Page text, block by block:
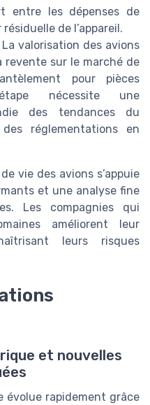
entre les dépenses de
de l’appareil.
La valorisation des avions
revente sur le marché de
pour pièces
nécessite une
des tendances du
réglementations en
vie des avions s’appuie
et une analyse fine
Les compagnies qui
améliorent leur
leurs risques
et nouvelles
évolue rapidement grâce